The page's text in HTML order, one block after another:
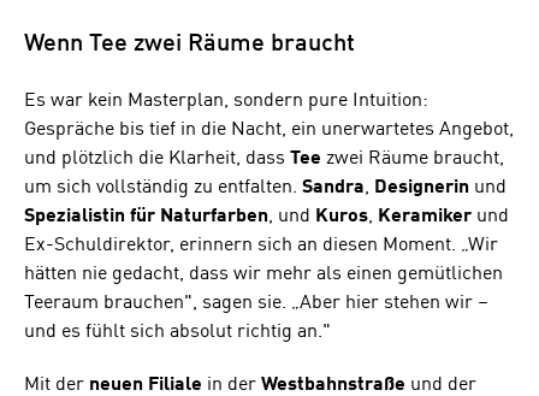
Wenn Tee zwei Räume braucht
Es war kein Masterplan, sondern pure Intuition:
Gespräche bis tief in die Nacht, ein unerwartetes Angebot,
und plötzlich die Klarheit, dass Tee zwei Räume braucht,
um sich vollständig zu entfalten. Sandra, Designerin und
Spezialistin für Naturfarben, und Kuros, Keramiker und
Ex-Schuldirektor, erinnern sich an diesen Moment. „Wir
hätten nie gedacht, dass wir mehr als einen gemütlichen
Teeraum brauchen", sagen sie. „Aber hier stehen wir –
und es fühlt sich absolut richtig an."
Mit der neuen Filiale in der Westbahnstraße und der